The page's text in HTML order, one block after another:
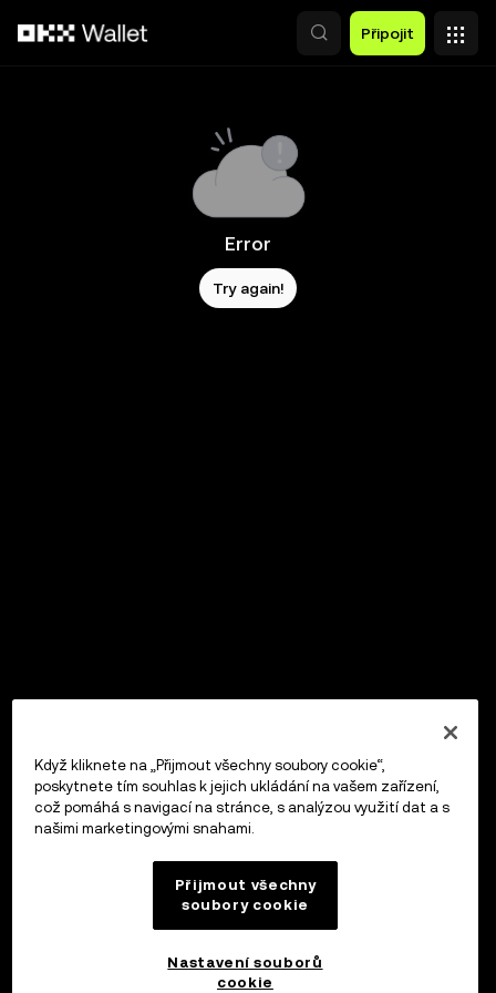
Připojit
Error
Try again!
Když kliknete na „Přijmout všechny soubory cookie“,
poskytnete tím souhlas k jejich ukládání na vašem zařízení,
což pomáhá s navigací na stránce, s analýzou využití dat a s
našimi marketingovými snahami.
Přijmout všechny
soubory cookie
Nastavení souborů
cookie